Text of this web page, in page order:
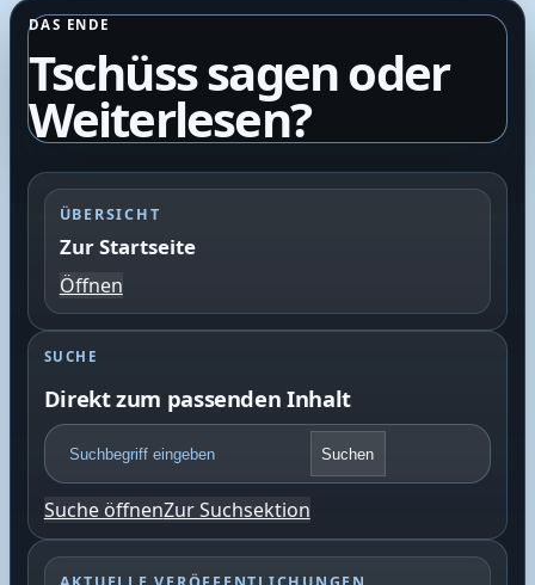
DAS ENDE
Tschüss sagen oder
Weiterlesen?
ÜBERSICHT
Zur Startseite
Öffnen
SUCHE
Direkt zum passenden Inhalt
F
o
o
t
e
r
Suchen
Suche öffnenZur Suchsektion